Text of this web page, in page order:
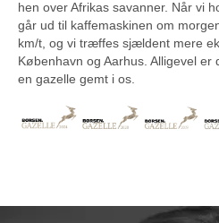
hen over Afrikas savanner. Når vi
går ud til kaffemaskinen om
km/t, og vi træffes sjældent mere
København og Aarhus. Alligevel
en gazelle gemt i os.